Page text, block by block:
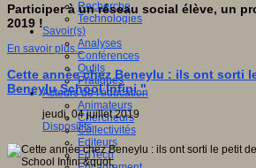
Recherche
Technologies
Savoir(s)
Analyses
Conférences
Outils
Pratiques
Acteurs de l'éducation
Animateurs
Chercheurs
Collectivités
Editeurs
EdTech
Participer à un réseau social élève, un
2019 !
En savoir plus...
Cette année chez Beneylu : ils ont sorti
Beneylu School Infini "
jeudi, 04 juillet 2019
Dispositifs